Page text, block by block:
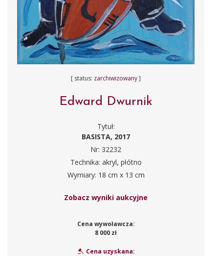
[ status: zarchiwizowany]
Edward Dwurnik
Tytuł:
BASISTA, 2017
Nr: 32232
Technika: akryl, płótno
Wymiary: 18 cm x 13 cm
Zobacz wyniki aukcyjne
Cena wywoławcza:
8 000 zł
Cena uzyskana: